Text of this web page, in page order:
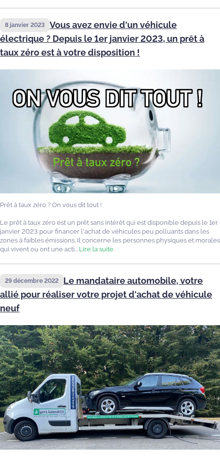
8 janvier 2023
Vous avez envie d'un véhicule
électrique ? Depuis le 1er janvier 2023, un prêt à
taux zéro est à votre disposition !
Prêt à taux zéro ? On vous dit tout !
Le prêt à taux zéro est un prêt sans intérêt qui est disponible depuis le 1er
janvier 2023 pour financer l'achat de véhicules peu polluants dans les
zones à faibles émissions. Il concerne les personnes physiques et morales
qui vivent ou ont une acti... Lire la suite
29 décembre 2022
Le mandataire automobile, votre
allié pour réaliser votre projet d'achat de véhicule
neuf